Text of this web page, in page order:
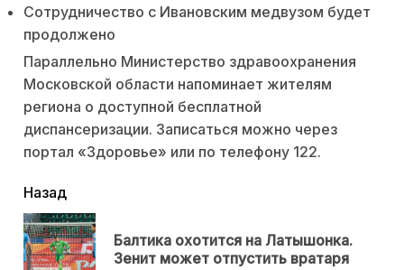
Сотрудничество с Ивановским медвузом будет
продолжено
Параллельно Министерство здравоохранения
Московской области напоминает жителям
региона о доступной бесплатной
диспансеризации. Записаться можно через
портал «Здоровье» или по телефону 122.
читать
еще
Назад
Балтика охотится на Латышонка.
Зенит может отпустить вратаря